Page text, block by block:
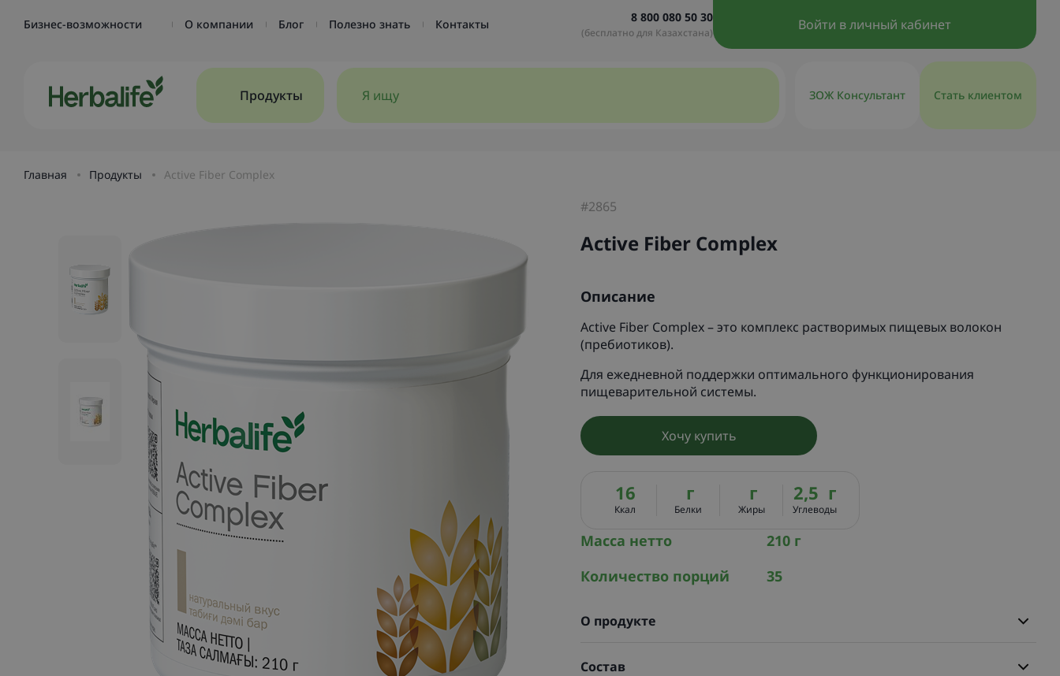
Бизнес-возможности О компании Блог Полезно знать Контакты 8 800 080 50 30
(бесплатно для Казахстана) Войти в личный кабинет
Продукты ЗОЖ Консультант Стать клиентом
Главная Продукты Active Fiber Complex
#2865
Active Fiber Complex
Описание
Active Fiber Complex – это комплекс растворимых пищевых волокон
(пребиотиков).
Для ежедневной поддержки оптимального функционирования
пищеварительной системы.
Хочу купить
16
Ккал
г
Белки
г
Жиры
2,5 г
Углеводы
Масса нетто
210 г
Количество порций
35
О продукте
Состав